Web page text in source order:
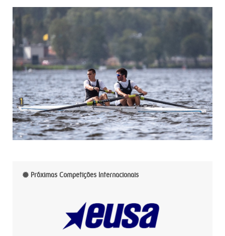
Próximas Competições Internacionais